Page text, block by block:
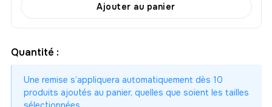
Ajouter au panier
Quantité :
Une remise s’appliquera automatiquement dès 10
produits ajoutés au panier, quelles que soient les tailles